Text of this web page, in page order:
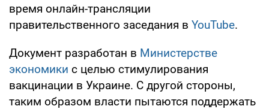
время онлайн-трансляции
правительственного заседания в YouTube.
Документ разработан в Министерстве
экономики с целью стимулирования
вакцинации в Украине. С другой стороны,
таким образом власти пытаются поддержать